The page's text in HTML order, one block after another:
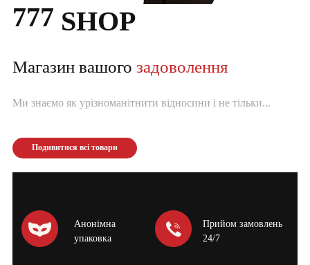
777 SHOP
Магазин вашого задоволення
Ми знаємо як урізноманітнити відносини і не тільки...
Подивитися всі товари
Анонімна
упаковка
Прийом замовлень
24/7